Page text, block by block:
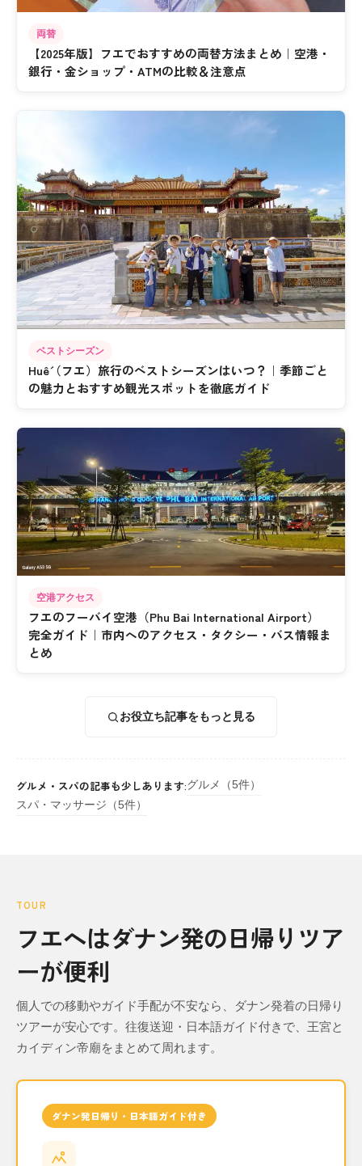
両替
【2025年版】フエでおすすめの両替方法まとめ｜空港・
銀行・金ショップ・ATMの比較＆注意点
ベストシーズン
Huế（フエ）旅行のベストシーズンはいつ？｜季節ごと
の魅力とおすすめ観光スポットを徹底ガイド
空港アクセス
フエのフーバイ空港（Phu Bai International Airport）
完全ガイド｜市内へのアクセス・タクシー・バス情報ま
とめ
お役立ち記事をもっと見る
グルメ・スパの記事も少しあります:グルメ（5件）
スパ・マッサージ（5件）
TOUR
フエへはダナン発の日帰りツア
ーが便利
個人での移動やガイド手配が不安なら、ダナン発着の日帰り
ツアーが安心です。往復送迎・日本語ガイド付きで、王宮と
カイディン帝廟をまとめて周れます。
ダナン発日帰り・日本語ガイド付き